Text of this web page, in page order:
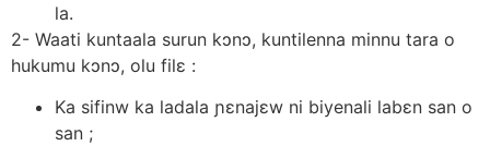
la.
2- Waati kuntaala surun kɔnɔ, kuntilenna minnu tara o
hukumu kɔnɔ, olu filε :
Ka sifinw ka ladala ɲεnajεw ni biyenali labεn san o
san ;